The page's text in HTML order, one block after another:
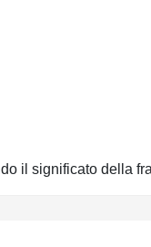
il significato della